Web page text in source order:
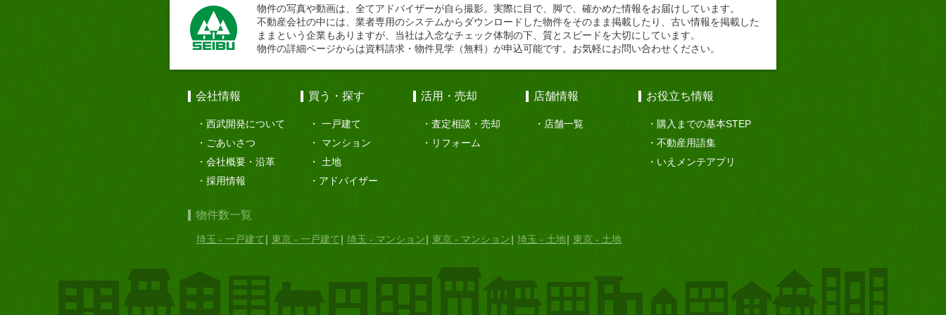
物件の写真や動画は、全てアドバイザーが自ら撮影。実際に目で、脚で、確かめた情報をお届けしています。
不動産会社の中には、業者専用のシステムからダウンロードした物件をそのまま掲載したり、古い情報を掲載した
ままという企業もありますが、当社は入念なチェック体制の下、質とスピードを大切にしています。
物件の詳細ページからは資料請求・物件見学（無料）が申込可能です。お気軽にお問い合わせください。
会社情報
西武開発について
ごあいさつ
会社概要・沿革
採用情報
買う・探す
一戸建て
マンション
土地
アドバイザー
活用・売却
査定相談・売却
リフォーム
店舗情報
店舗一覧
お役立ち情報
購入までの基本STEP
不動産用語集
いえメンテアプリ
物件数一覧
埼玉 - 一戸建て 東京 - 一戸建て 埼玉 - マンション 東京 - マンション 埼玉 - 土地 東京 - 土地